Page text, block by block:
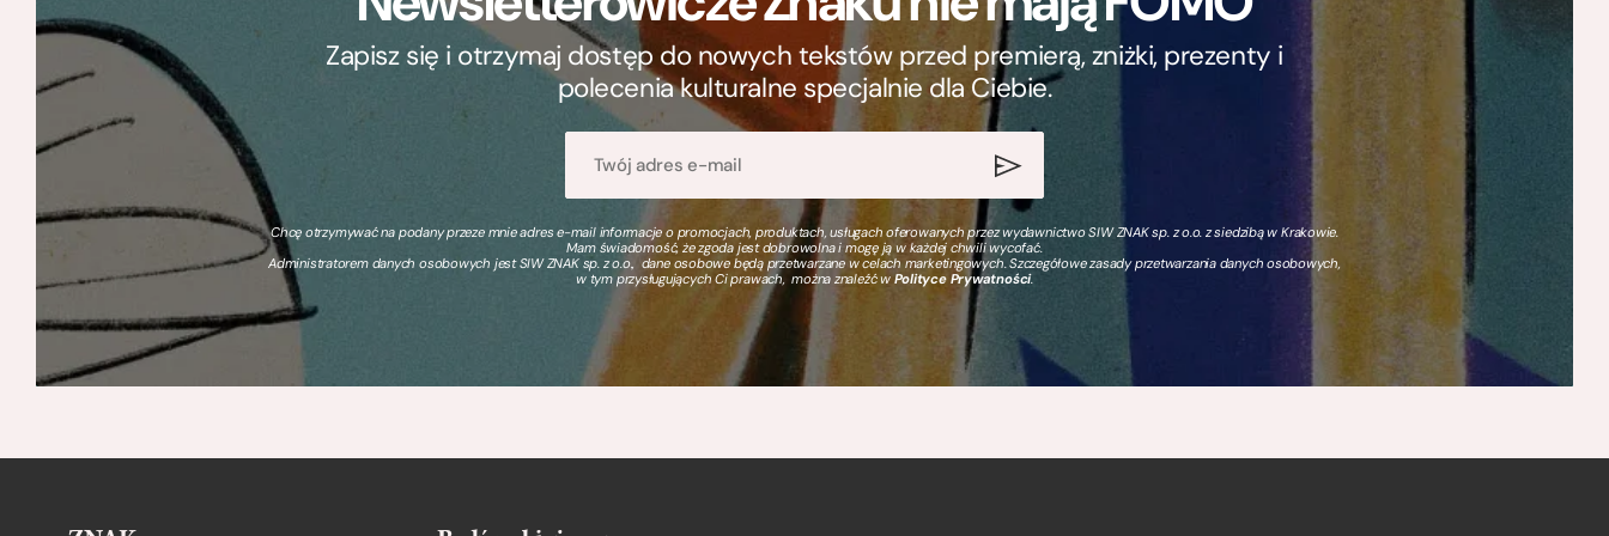
Zapisz się i otrzymaj dostęp do nowych tekstów przed premierą, zniżki, prezenty i
polecenia kulturalne specjalnie dla Ciebie.
Chcę otrzymywać na podany przeze mnie adres e-mail informacje o promocjach, produktach, usługach oferowanych przez wydawnictwo SIW ZNAK sp. z o.o. z siedzibą w Krakowie.
Mam świadomość, że zgoda jest dobrowolna i mogę ją w każdej chwili wycofać.
Administratorem danych osobowych jest SIW ZNAK sp. z o.o., dane osobowe będą przetwarzane w celach marketingowych. Szczegółowe zasady przetwarzania danych osobowych,
w tym przysługujących Ci prawach, można znaleźć wPolityce Prywatności.